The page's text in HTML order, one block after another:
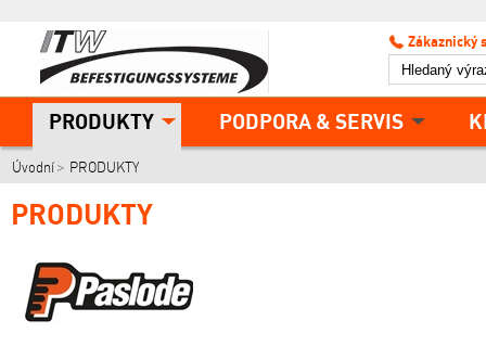
PRODUKTY PODPORA & SERVIS
Zákaznický
Úvodní PRODUKTY
PRODUKTY